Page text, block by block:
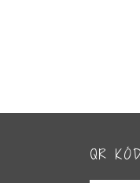
QR KÓD